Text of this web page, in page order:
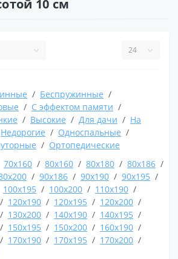
10 см
Беспружинные
С эффектом памяти
Высокие Для дачи
На
Недорогие
Односпальные
Ортопедические
70x160 80x160 80x180
80x186
90x186 90x190
90x195
100x195 100x200
110x190
120x190 120x195
120x200
130x200 140x190
140x195
150x195 150x200
160x190
170x190 170x195
170x200